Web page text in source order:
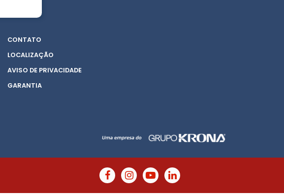
CONTATO
LOCALIZAÇÃO
AVISO DE PRIVACIDADE
GARANTIA